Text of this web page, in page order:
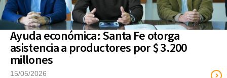
Ayuda económica: Santa Fe otorga
asistencia a productores por $ 3.200
millones
15/05/2026